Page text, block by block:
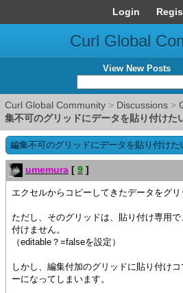
Login
Curl Global
View New Posts
Curl Global Community > Discussions >
集不可のグリッドにデータを貼り付けた
編集不可のグリッドにデータを貼り付けた
umemura [ 9 ]
エクセルからコピーしてきたデータをグリ
ただし、そのグリッドは、貼り付け専用
付けません。
（editable？=falseを設定）
しかし、編集付加のグリッドに貼り付け
ーになってしまいます。